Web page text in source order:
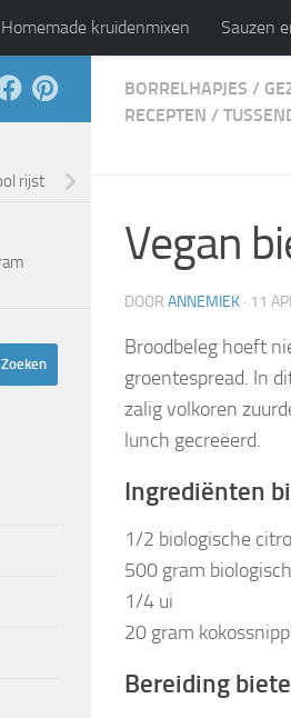
Homemade kruidenmixen Sauzen
in Frankrijk
BORRELHAPJES /
RECEPTEN /
Vegan
DOOR ANNEMIEK · 11
Broodbeleg hoeft
groentespread. In
zalig volkoren
lunch gecreëerd.
Ingrediënten
1/2 biologische
500 gram
1/4 ui
20 gram
Bereiding
rijst